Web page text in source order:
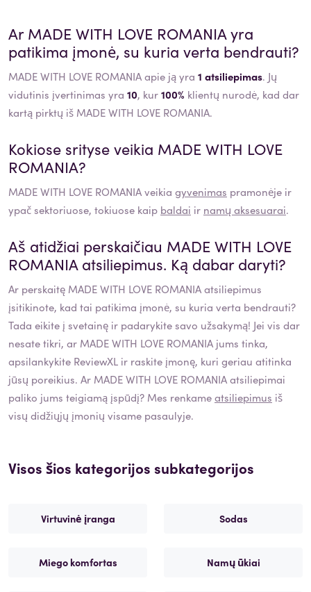
ArMADE WITH LOVE ROMANIAyra
patikima įmonė, su kuria verta bendrauti?
MADE WITH LOVE ROMANIA apie ją yra 1 atsiliepimas. Jų
vidutinis įvertinimas yra 10, kur100% klientų nurodė, kad dar
kartą pirktų iš MADE WITH LOVE ROMANIA.
Kokiose srityse veikia MADE WITH LOVE
ROMANIA?
MADE WITH LOVE ROMANIAveikia gyvenimas pramonėje ir
ypač sektoriuose, tokiuose kaip baldai ir namų aksesuarai.
Aš atidžiai perskaičiau MADE WITH LOVE
ROMANIAatsiliepimus. Ką dabar daryti?
Ar perskaitę MADE WITH LOVE ROMANIAatsiliepimus
įsitikinote, kad tai patikima įmonė, su kuria verta bendrauti?
Tada eikite į svetainę ir padarykite savo užsakymą! Jei vis dar
nesate tikri, ar MADE WITH LOVE ROMANIA jums tinka,
apsilankykite ReviewXL ir raskite įmonę, kuri geriau atitinka
jūsų poreikius. Ar MADE WITH LOVE ROMANIAatsiliepimai
paliko jums teigiamą įspūdį? Mes renkameatsiliepimus iš
visų didžiųjų įmonių visame pasaulyje.
Visos šios kategorijos subkategorijos
Virtuvinė įranga Sodas
Miego komfortas Namų ūkiai